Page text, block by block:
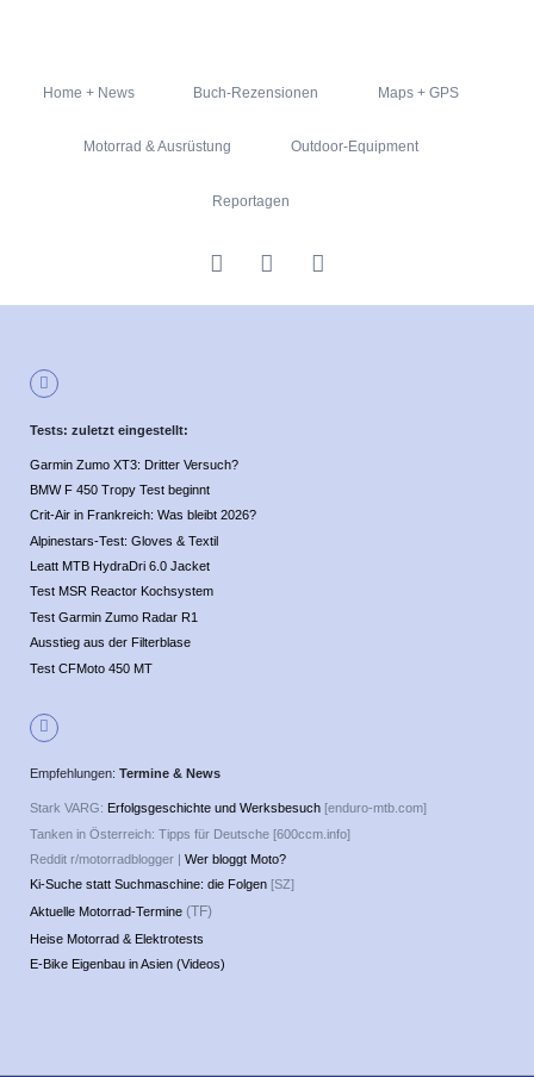
Navigation
Home + News Buch-Rezensionen Maps + GPS
Motorrad & Ausrüstung Outdoor-Equipment
Reportagen
Tests: zuletzt eingestellt:
Garmin Zumo XT3: Dritter Versuch?
BMW F 450 Tropy Test beginnt
Crit-Air in Frankreich: Was bleibt 2026?
Alpinestars-Test: Gloves & Textil
Leatt MTB HydraDri 6.0 Jacket
Test MSR Reactor Kochsystem
Test Garmin Zumo Radar R1
Ausstieg aus der Filterblase
Test CFMoto 450 MT
Empfehlungen: Termine & News
Stark VARG: Erfolgsgeschichte und Werksbesuch[enduro-mtb.com]
Tanken in Österreich: Tipps für Deutsche [600ccm.info]
Reddit r/motorradblogger | Wer bloggt Moto?
Ki-Suche statt Suchmaschine: die Folgen[SZ]
Aktuelle Motorrad-Termine(TF)
Heise Motorrad & Elektrotests
E-Bike Eigenbau in Asien (Videos)